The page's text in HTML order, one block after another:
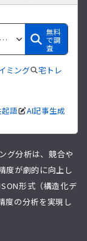
無料
で調
査
ミング
宅トレ
語 AI記事生成
グ分析は、競合や
度が劇的に向上し
形式（構造化デ
度の分析を実現し